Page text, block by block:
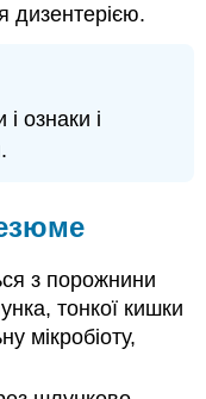
дизентерією.
ознаки і
з порожнини
тонкої кишки
мікробіоту,